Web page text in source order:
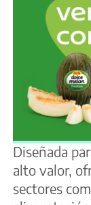
Diseñada
alto valor,
sectores